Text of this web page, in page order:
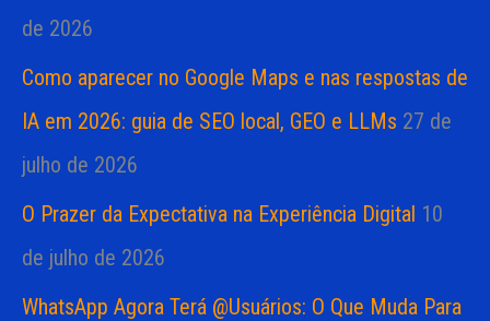
o
de 2026
Como aparecer no Google Maps e nas respostas de
IA em 2026: guia de SEO local, GEO e LLMs 27 de
julho de 2026
O Prazer da Expectativa na Experiência Digital 10
de julho de 2026
WhatsApp Agora Terá @Usuários: O Que Muda Para